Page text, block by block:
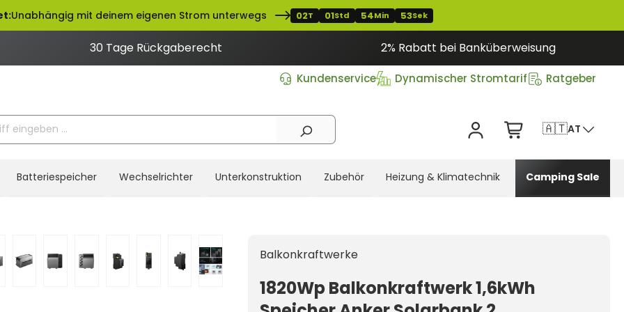
Unabhängig mit deinem eigenen Strom unterwegs 02T 01Std 54Min 52Sek
30 Tage Rückgaberecht 2% Rabatt bei Banküberweisung
Kundenservice Dynamischer Stromtarif Ratgeber
🇦🇹AT
Batteriespeicher Wechselrichter Unterkonstruktion Zubehör Heizung & Klimatechnik Camping Sale
Balkonkraftwerke
1820Wp Balkonkraftwerk 1,6kWh